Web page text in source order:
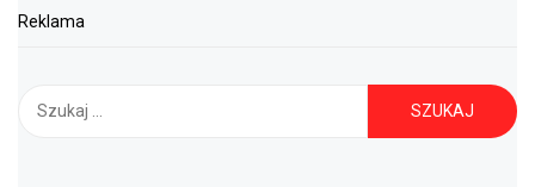
Reklama